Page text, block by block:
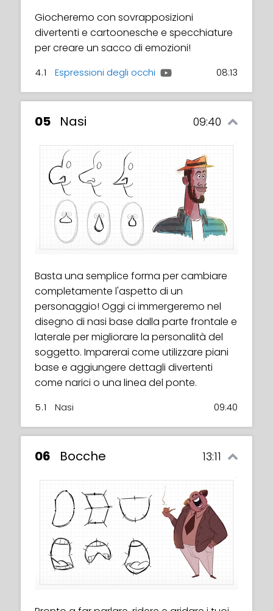
Giocheremo con sovrapposizioni
divertenti e cartoonesche e specchiature
per creare un sacco di emozioni!
4.1 Espressioni degli occhi 08:13
05 Nasi 09:40
Basta una semplice forma per cambiare
completamente l'aspetto di un
personaggio! Oggi ci immergeremo nel
disegno di nasi base dalla parte frontale e
laterale per migliorare la personalità del
soggetto. Imparerai come utilizzare piani
base e aggiungere dettagli divertenti
come narici o una linea del ponte.
5.1 Nasi 09:40
06 Bocche 13:11